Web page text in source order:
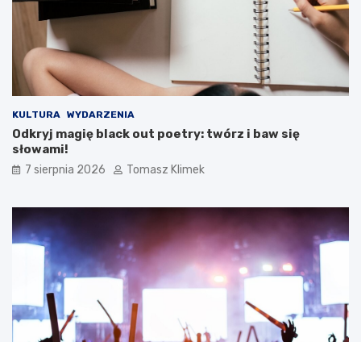
KULTURA WYDARZENIA
Odkryj magię black out poetry: twórz i baw się
słowami!
7 sierpnia 2026 Tomasz Klimek